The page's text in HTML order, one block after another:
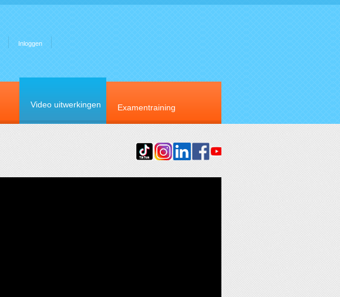
Inloggen
Video uitwerkingen Examentraining